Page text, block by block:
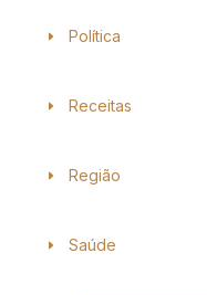
Política
Receitas
Região
Saúde